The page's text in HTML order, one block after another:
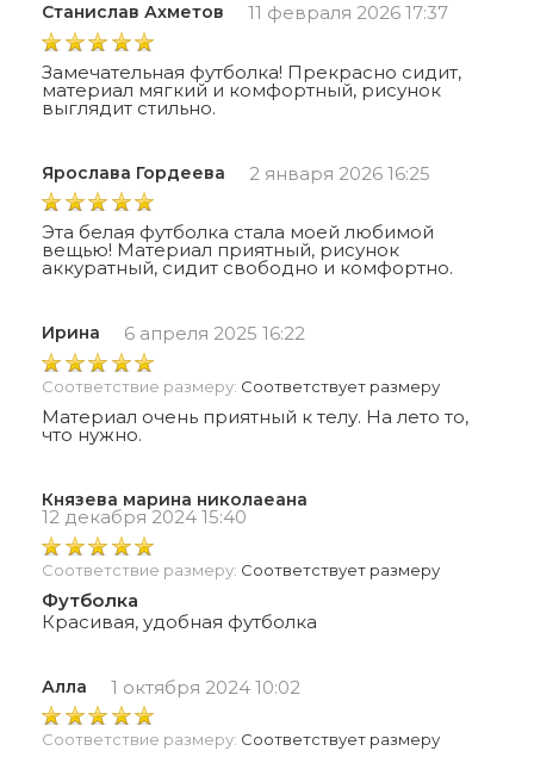
Станислав Ахметов 11 февраля 2026 17:37
Замечательная футболка! Прекрасно сидит,
материал мягкий и комфортный, рисунок
выглядит стильно.
Ярослава Гордеева 2 января 2026 16:25
Эта белая футболка стала моей любимой
вещью! Материал приятный, рисунок
аккуратный, сидит свободно и комфортно.
Ирина 6 апреля 2025 16:22
Соответствие размеру: Соответствует размеру
Материал очень приятный к телу. На лето то,
что нужно.
Князева марина николаеана
12 декабря 2024 15:40
Соответствие размеру: Соответствует размеру
Футболка
Красивая, удобная футболка
Алла 1 октября 2024 10:02
Соответствие размеру: Соответствует размеру